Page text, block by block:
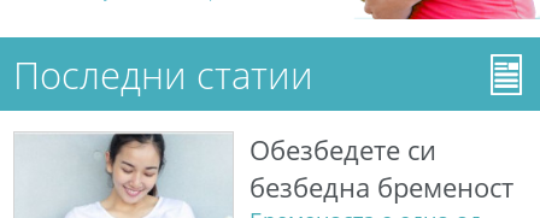
Последни статии
Обезбедете си
безбедна бременост